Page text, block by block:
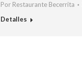
Por Restaurante Becerrita
Detalles